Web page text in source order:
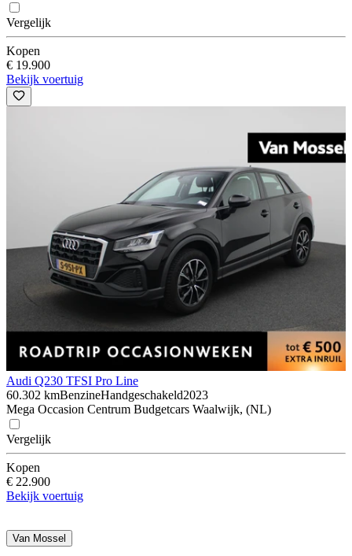
Vergelijk
Kopen
€ 19.900
Bekijk voertuig
Audi Q230 TFSI Pro Line
60.302 kmBenzineHandgeschakeld2023
Mega Occasion Centrum Budgetcars Waalwijk, (NL)
Vergelijk
Kopen
€ 22.900
Bekijk voertuig
Van Mossel